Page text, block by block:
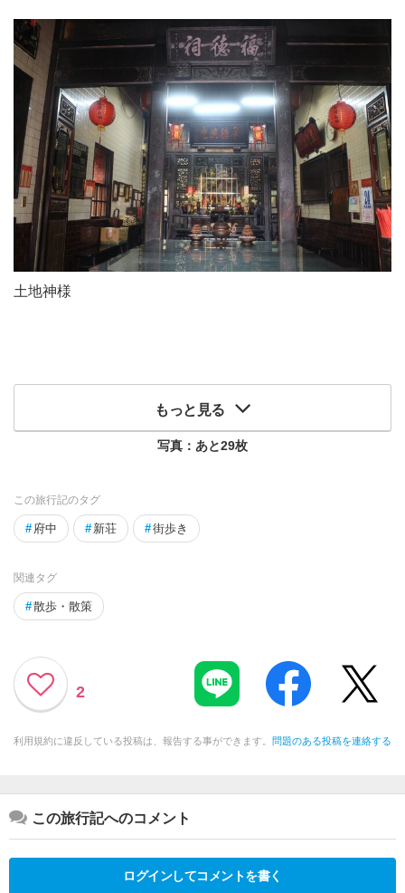
土地神様
もっと見る
写真：あと29枚
この旅行記のタグ
# 府中 # 新荘 #街歩き
関連タグ
#散歩・散策
2
利用規約に違反している投稿は、報告する事ができます。 問題のある投稿を連絡する
この旅行記へのコメント
ログインしてコメントを書く